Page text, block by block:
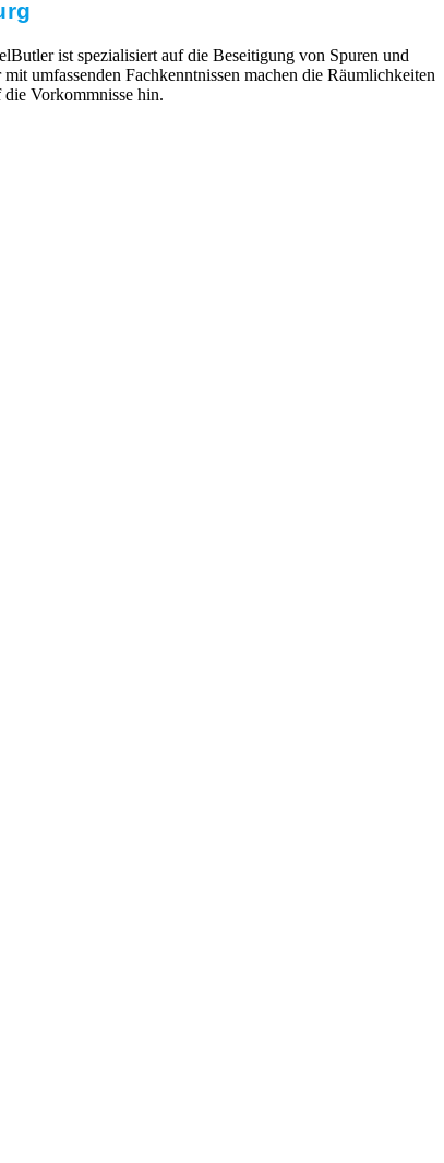
ist spezialisiert auf die Beseitigung von Spuren und
umfassenden Fachkenntnissen machen die Räumlichkeiten
Vorkommnisse hin.